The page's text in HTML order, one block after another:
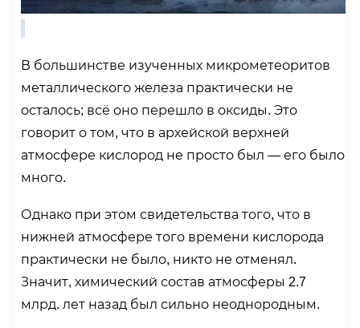
В большинстве изученных микрометеоритов
металлического железа практически не
осталось; всё оно перешло в оксиды. Это
говорит о том, что в архейской верхней
атмосфере кислород не просто был — его было
много.
Однако при этом свидетельства того, что в
нижней атмосфере того времени кислорода
практически не было, никто не отменял.
Значит, химический состав атмосферы 2.7
млрд. лет назад был сильно неоднородным.